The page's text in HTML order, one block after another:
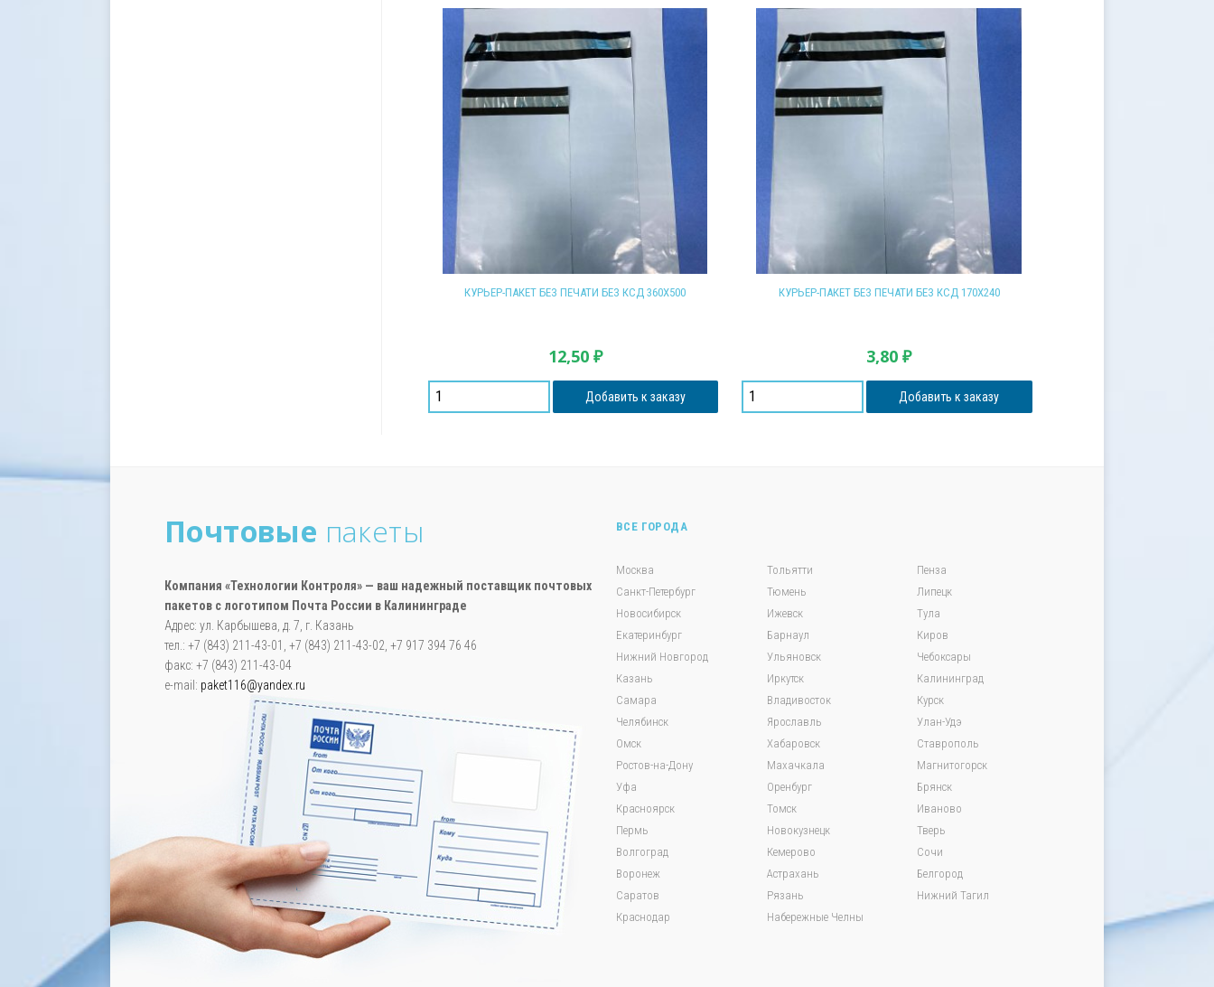
КУРЬЕР-ПАКЕТ БЕЗ ПЕЧАТИ БЕЗ КСД 360Х500
12,50 ₽
Добавить к заказу
КУРЬЕР-ПАКЕТ БЕЗ ПЕЧАТИ БЕЗ КСД 170Х240
3,80₽
Добавить к заказу
Почтовые пакеты
Компания «Технологии Контроля» — ваш надежный поставщик почтовых
пакетов с логотипом Почта России в Калининграде
Адрес: ул. Карбышева, д. 7, г. Казань
тел.: +7 (843) 211-43-01, +7 (843) 211-43-02, +7 917 394 76 46
факс: +7 (843) 211-43-04
e-mail: paket116@yandex.ru
ВСЕ ГОРОДА
Москва
Санкт-Петербург
Новосибирск
Екатеринбург
Нижний Новгород
Казань
Самара
Челябинск
Омск
Ростов-на-Дону
Уфа
Красноярск
Пермь
Волгоград
Воронеж
Саратов
Краснодар
Тольятти
Тюмень
Ижевск
Барнаул
Ульяновск
Иркутск
Владивосток
Ярославль
Хабаровск
Махачкала
Оренбург
Томск
Новокузнецк
Кемерово
Астрахань
Рязань
Набережные Челны
Пенза
Липецк
Тула
Киров
Чебоксары
Калининград
Курск
Улан-Удэ
Ставрополь
Магнитогорск
Брянск
Иваново
Тверь
Сочи
Белгород
Нижний Тагил